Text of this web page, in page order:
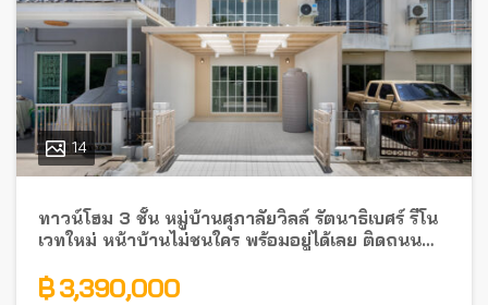
14
ทาวน์โฮม 3 ชั้น หมู่บ้านศุภาลัยวิลล์ รัตนาธิเบศร์ รีโน
เวทใหม่ หน้าบ้านไม่ชนใคร พร้อมอยู่ได้เลย ติดถนน
฿ 3,390,000